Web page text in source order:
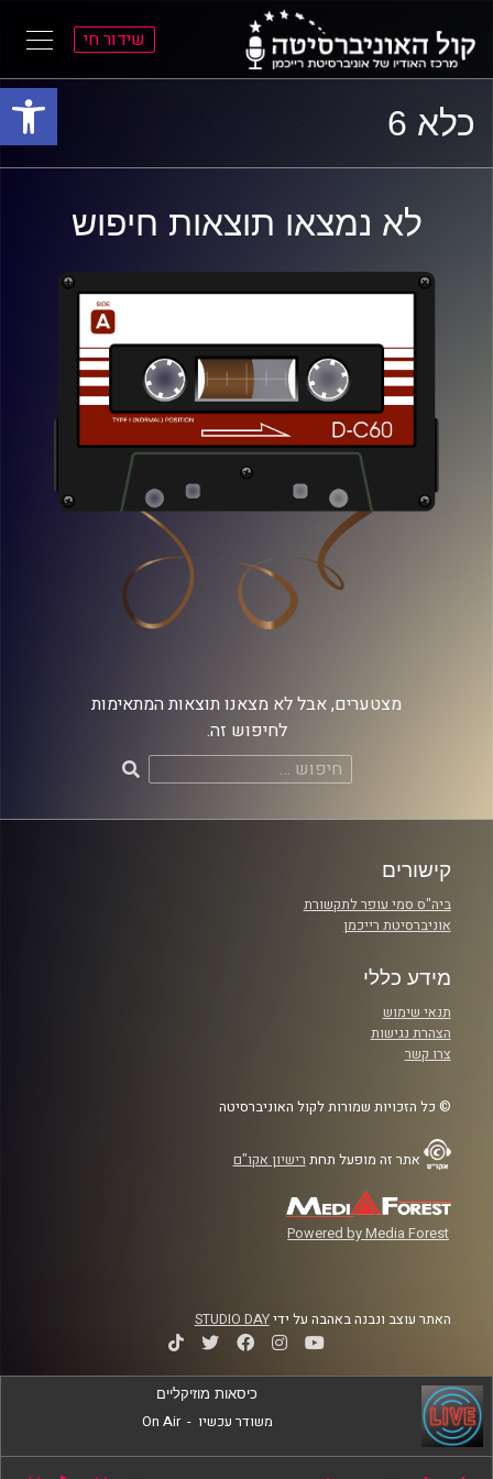
פתח
התפריט
הראשי
התוכן
הראשי
שידור חי
כלא 6
לא נמצאו תוצאות חיפוש
מצטערים, אבל לא מצאנו תוצאות המתאימות
לחיפוש זה.
חיפוש:
קישורים
ביה"ס סמי עופר לתקשורת
אוניברסיטת רייכמן
מידע כללי
תנאי שימוש
הצהרת נגישות
צרו קשר
© כל הזכויות שמורות לקול האוניברסיטה
אתר זה מופעל תחת רישיון אקו"ם
Powered by Media Forest
האתר עוצב ונבנה באהבה על ידיSTUDIO DAY
כיסאות מוזיקליים
משודר עכשיו -
On Air